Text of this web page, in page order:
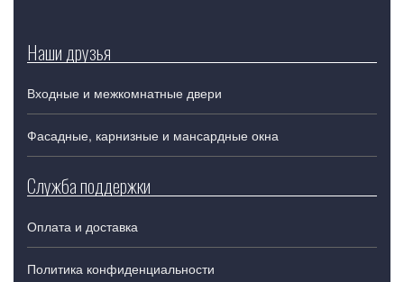
Наши друзья
Входные и межкомнатные двери
Фасадные, карнизные и мансардные окна
Служба поддержки
Оплата и доставка
Политика конфиденциальности